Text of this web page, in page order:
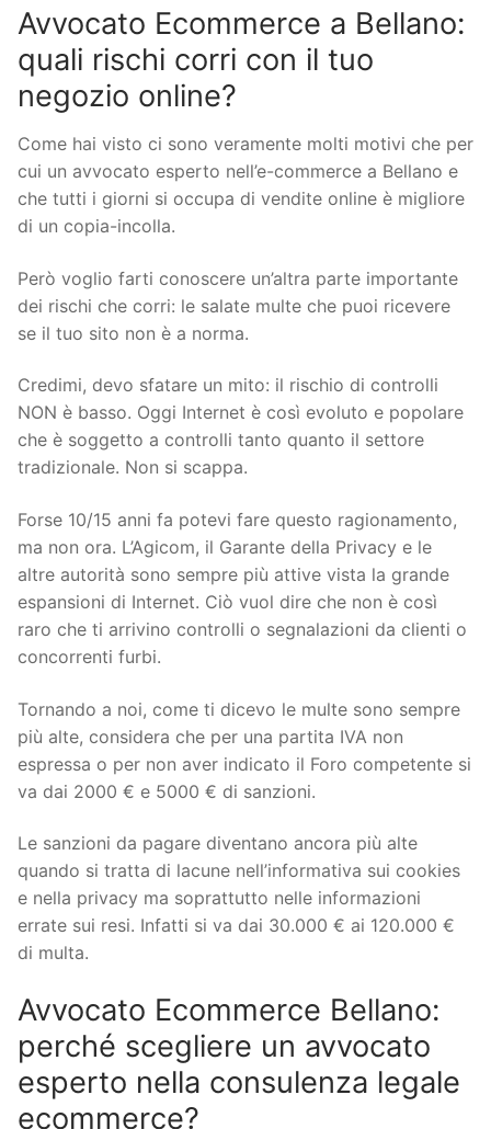
Avvocato Ecommerce a Bellano:
quali rischi corri con il tuo
negozio online?
Come hai visto ci sono veramente molti motivi che per
cui un avvocato esperto nell’e-commerce a Bellano e
che tutti i giorni si occupa di vendite online è migliore
di un copia-incolla.
Però voglio farti conoscere un’altra parte importante
dei rischi che corri: le salate multe che puoi ricevere
se il tuo sito non è a norma.
Credimi, devo sfatare un mito: il rischio di controlli
NON è basso. Oggi Internet è così evoluto e popolare
che è soggetto a controlli tanto quanto il settore
tradizionale. Non si scappa.
Forse 10/15 anni fa potevi fare questo ragionamento,
ma non ora. L’Agicom, il Garante della Privacy e le
altre autorità sono sempre più attive vista la grande
espansioni di Internet. Ciò vuol dire che non è così
raro che ti arrivino controlli o segnalazioni da clienti o
concorrenti furbi.
Tornando a noi, come ti dicevo le multe sono sempre
più alte, considera che per una partita IVA non
espressa o per non aver indicato il Foro competente si
va dai 2000 € e 5000 € di sanzioni.
Le sanzioni da pagare diventano ancora più alte
quando si tratta di lacune nell’informativa sui cookies
e nella privacy ma soprattutto nelle informazioni
errate sui resi. Infatti si va dai 30.000 € ai 120.000 €
di multa.
Avvocato Ecommerce Bellano:
perché scegliere un avvocato
esperto nella consulenza legale
ecommerce?